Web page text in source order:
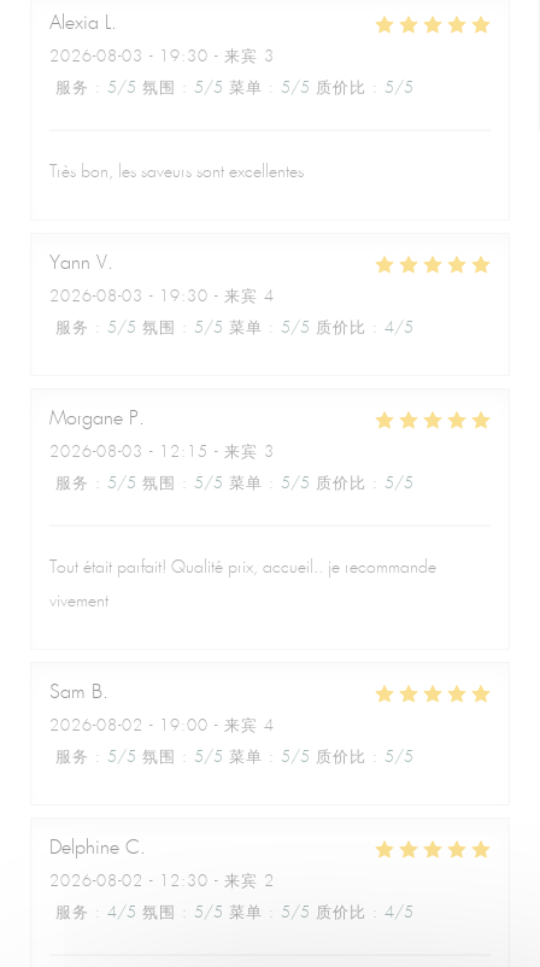
Alexia L
2026-08-03 - 19:30 - 来宾 3
服务 : 5/5 氛围 : 5/5 菜单 : 5/5 质价比 : 5/5
Très bon, les saveurs sont excellentes
Yann V
2026-08-03 - 19:30 - 来宾 4
服务 : 5/5 氛围 : 5/5 菜单 : 5/5 质价比 : 4/5
Morgane P
2026-08-03 - 12:15 - 来宾 3
服务 : 5/5 氛围 : 5/5 菜单 : 5/5 质价比 : 5/5
Tout était parfait! Qualité prix, accueil.. je recommande
vivement
Sam B
2026-08-02 - 19:00 - 来宾 4
服务 : 5/5 氛围 : 5/5 菜单 : 5/5 质价比 : 5/5
Delphine C
2026-08-02 - 12:30 - 来宾 2
服务 : 4/5 氛围 : 5/5 菜单 : 5/5 质价比 : 4/5